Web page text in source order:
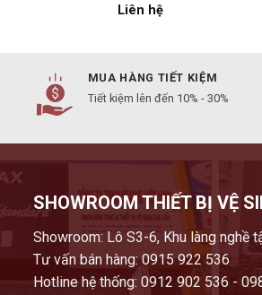
Liên hệ
MUA HÀNG TIẾT KIỆM
Tiết kiệm lên đến 10% - 30%
SHOWROOM THIẾT BỊ VỆ
Showroom: Lô S3-6, Khu làng nghề
Tư vấn bán hàng: 0915 922 536
Hotline hệ thống: 0912 902 536 -